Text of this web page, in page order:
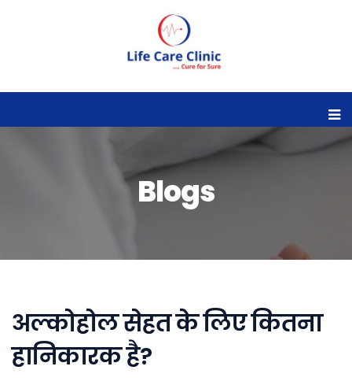
Blogs
अल्कोहोल सेहत के लिए कितना
हानिकारक है?